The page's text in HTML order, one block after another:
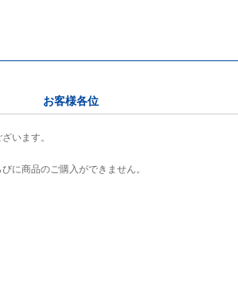
お客様各位
います。
に商品のご購入ができません。